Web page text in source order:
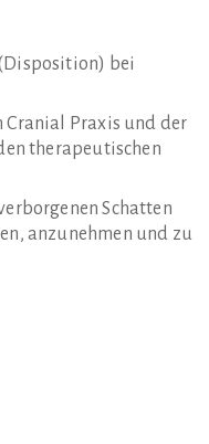
bei
Praxis und der
therapeutischen
Schatten
anzunehmen und zu